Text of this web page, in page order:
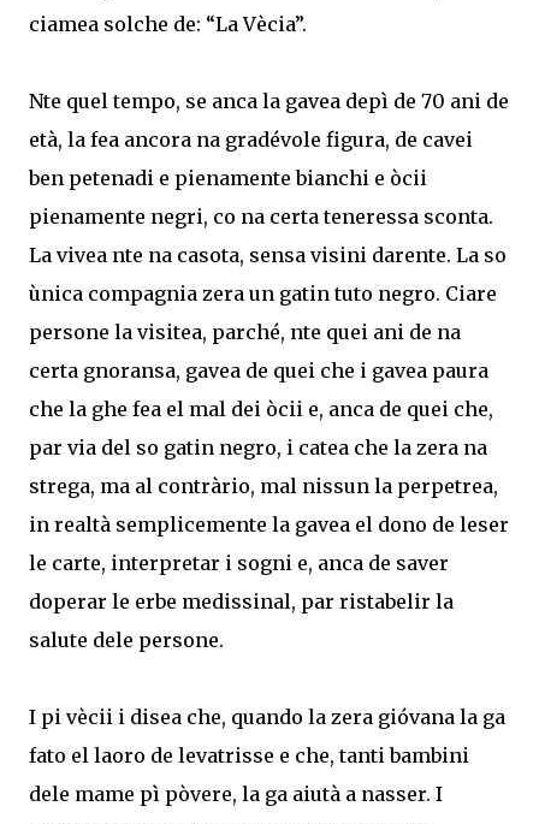
ciamea solche de: “La Vècia”.
Nte quel tempo, se anca la gavea depì de 70 ani de
età, la fea ancora na gradévole figura, de cavei
ben petenadi e pienamente bianchi e òcii
pienamente negri, co na certa teneressa sconta.
La vivea nte na casota, sensa visini darente. La so
ùnica compagnia zera un gatin tuto negro. Ciare
persone la visitea, parché, nte quei ani de na
certa gnoransa, gavea de quei che i gavea paura
che la ghe fea el mal dei òcii e, anca de quei che,
par via del so gatin negro, i catea che la zera na
strega, ma al contràrio, mal nissun la perpetrea,
in realtà semplicemente la gavea el dono de leser
le carte, interpretar i sogni e, anca de saver
doperar le erbe medissinal, par ristabelir la
salute dele persone.
I pi vècii i disea che, quando la zera gióvana la ga
fato el laoro de levatrisse e che, tanti bambini
dele mame pì pòvere, la ga aiutà a nasser. I